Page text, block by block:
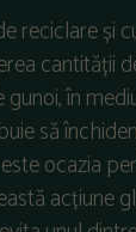
reciclare și
cantității
în
să
ocazia
acțiune